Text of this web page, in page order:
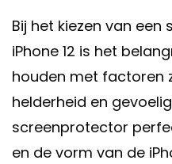
Bij het kiezen van
iPhone 12 is het
houden met factoren
helderheid en
screenprotector
en de vorm van de